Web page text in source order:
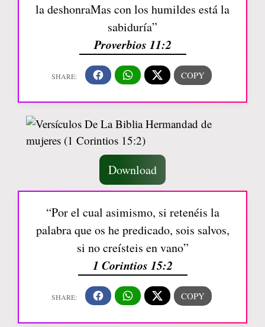
la deshonraMas con los humildes está la
sabiduría”
Proverbios 11:2
Download
“Por el cual asimismo, si retenéis la
palabra que os he predicado, sois salvos,
si no creísteis en vano”
1 Corintios 15:2